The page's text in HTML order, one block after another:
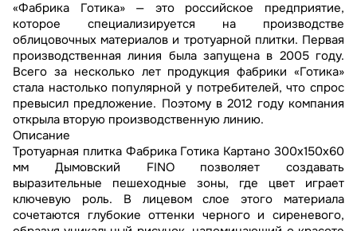
«Фабрика Готика» — это российское предприятие,
которое специализируется на производстве
облицовочных материалов и тротуарной плитки. Первая
производственная линия была запущена в 2005 году.
Всего за несколько лет продукция фабрики «Готика»
стала настолько популярной у потребителей, что спрос
превысил предложение. Поэтому в 2012 году компания
открыла вторую производственную линию.
Описание
Тротуарная плитка Фабрика Готика Картано 300х150х60
мм Дымовский FINO позволяет создавать
выразительные пешеходные зоны, где цвет играет
ключевую роль. В лицевом слое этого материала
сочетаются глубокие оттенки черного и сиреневого,